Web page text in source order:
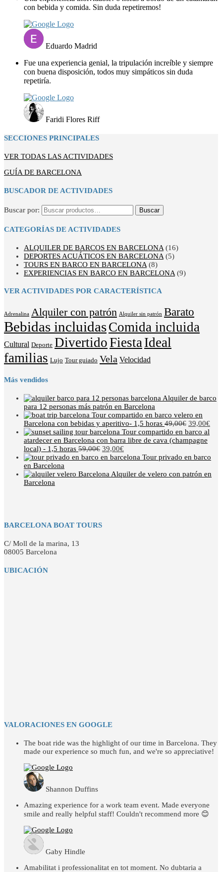
con bebida y comida. Sin duda repetiremos!
Eduardo Madrid
Fue una experiencia genial, la tripulación increíble y siempre
con buena disposición, todos muy simpáticos sin duda
repetiría.
Faridi Flores Riff
SECCIONES PRINCIPALES
VER TODAS LAS ACTIVIDADES
GUÍA DE BARCELONA
BUSCADOR DE ACTIVIDADES
Buscar por: Buscar
CATEGORÍAS DE ACTIVIDADES
ALQUILER DE BARCOS EN BARCELONA (16)
DEPORTES ACUÁTICOS EN BARCELONA (5)
TOURS EN BARCO EN BARCELONA (8)
EXPERIENCIAS EN BARCO EN BARCELONA (9)
VER ACTIVIDADES POR CARACTERÍSTICA
Adrenalina Alquiler con patrón Alquiler sin patrón Barato
Bebidas incluidasComida incluida
Cultural Deporte DivertidoFiestaIdeal
familias Lujo Tour guiado Vela Velocidad
Más vendidos
Alquiler de barco
para 12 personas más patrón en Barcelona
Tour compartido en barco velero en
Barcelona con bebidas y aperitivo- 1,5 horas 49,00€ 39,00€
Tour compartido en barco al
atardecer en Barcelona con barra libre de cava (champagne
local) - 1,5 horas 59,00€ 39,00€
Tour privado en barco
en Barcelona
Alquiler de velero con patrón en
Barcelona
BARCELONA BOAT TOURS
C/ Moll de la marina, 13
08005 Barcelona
UBICACIÓN
VALORACIONES EN GOOGLE
The boat ride was the highlight of our time in Barcelona. They
made our experience so much fun, and we're so appreciative!
Shannon Duffins
Amazing experience for a work team event. Made everyone
smile and really helpful staff! Couldn't recommend more 😊
Gaby Hindle
Amabilitat i professionalitat en tot moment. No dubtaria a